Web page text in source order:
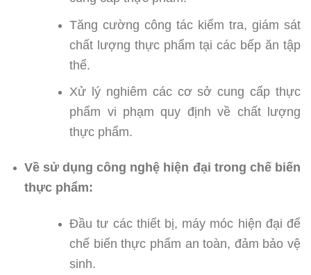
Tăng cường công tác kiểm tra, giám sát
chất lượng thực phẩm tại các bếp ăn tập
thể.
Xử lý nghiêm các cơ sở cung cấp thực
phẩm vi phạm quy định về chất lượng
thực phẩm.
Về sử dụng công nghệ hiện đại trong chế biến
thực phẩm:
Đầu tư các thiết bị, máy móc hiện đại để
chế biến thực phẩm an toàn, đảm bảo vệ
sinh.